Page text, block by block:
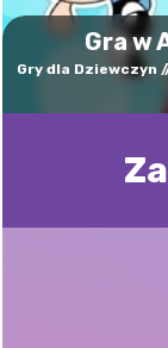
Gra w
Gry dla Dziewczyn